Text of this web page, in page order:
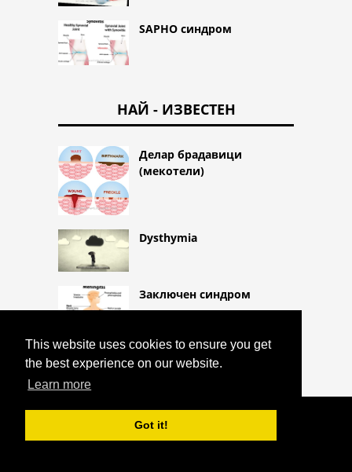
This website uses cookies to ensure you get
the best experience on our website.
Learn more
Got it!
SAPHO синдром
НАЙ - ИЗВЕСТЕН
Делар брадавици
(мекотели)
Dysthymia
Заключен синдром
COPYRIGHT 2026 HTTPS://CQLIFE.NET